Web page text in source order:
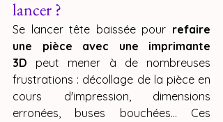
lancer ?
Se lancer tête baissée pour refaire
une pièce avec une imprimante
3D peut mener à de nombreuses
frustrations : décollage de la pièce en
cours d'impression, dimensions
erronées, buses bouchées... Ces